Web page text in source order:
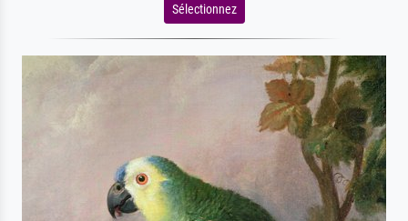
Sélectionnez